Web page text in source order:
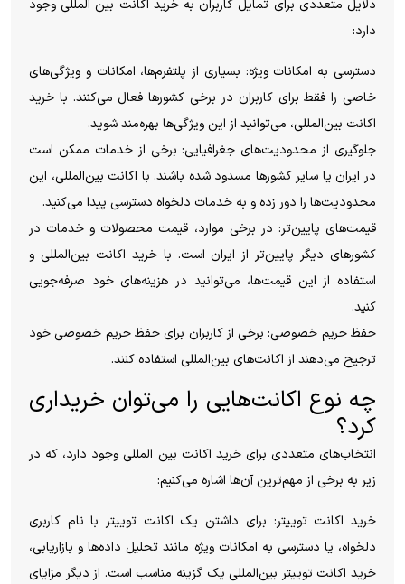
دلایل متعددی برای تمایل کاربران به خرید اکانت بین المللی وجود
دارد:
دسترسی به امکانات ویژه: بسیاری از پلتفرم‌ها، امکانات و ویژگی‌های
خاصی را فقط برای کاربران در برخی کشورها فعال می‌کنند. با خرید
اکانت بین‌المللی، می‌توانید از این ویژگی‌ها بهره‌مند شوید.
جلوگیری از محدودیت‌های جغرافیایی: برخی از خدمات ممکن است
در ایران یا سایر کشورها مسدود شده باشند. با اکانت بین‌المللی، این
محدودیت‌ها را دور زده و به خدمات دلخواه دسترسی پیدا می‌کنید.
قیمت‌های پایین‌تر: در برخی موارد، قیمت محصولات و خدمات در
کشورهای دیگر پایین‌تر از ایران است. با خرید اکانت بین‌المللی و
استفاده از این قیمت‌ها، می‌توانید در هزینه‌های خود صرفه‌جویی
کنید.
حفظ حریم خصوصی: برخی از کاربران برای حفظ حریم خصوصی خود
ترجیح می‌دهند از اکانت‌های بین‌المللی استفاده کنند.
چه نوع اکانت‌هایی را می‌توان خریداری
کرد؟
انتخاب‌های متعددی برای خرید اکانت بین المللی وجود دارد، که در
زیر به برخی از مهم‌ترین آن‌ها اشاره می‌کنیم:
خرید اکانت توییتر: برای داشتن یک اکانت توییتر با نام کاربری
دلخواه، یا دسترسی به امکانات ویژه مانند تحلیل داده‌ها و بازاریابی،
خرید اکانت توییتر بین‌المللی یک گزینه مناسب است. از دیگر مزایای